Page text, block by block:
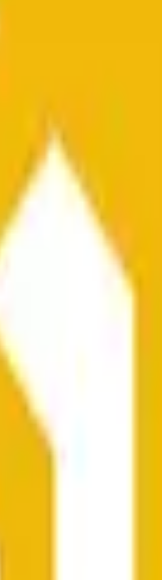
at the beginning of
streams/
markets.